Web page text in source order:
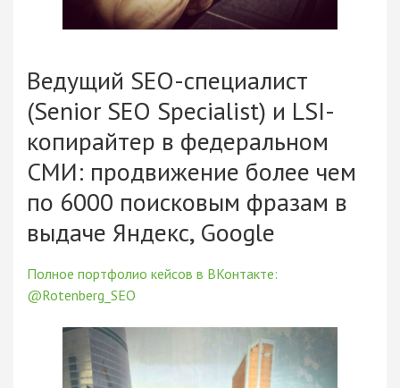
Ведущий SEO-специалист
(Senior SEO Specialist) и LSI-
копирайтер в федеральном
СМИ: продвижение более чем
по 6000 поисковым фразам в
выдаче Яндекс, Google
Полное портфолио кейсов в ВКонтакте:
@Rotenberg_SEO